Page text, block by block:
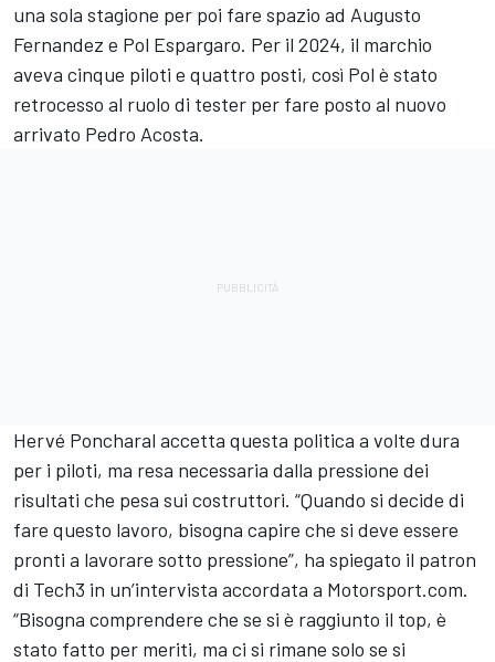
una sola stagione per poi fare spazio ad Augusto
Fernandez e Pol Espargaro. Per il 2024, il marchio
aveva cinque piloti e quattro posti, così Pol è stato
retrocesso al ruolo di tester per fare posto al nuovo
arrivato Pedro Acosta.
Hervé Poncharal accetta questa politica a volte dura
per i piloti, ma resa necessaria dalla pressione dei
risultati che pesa sui costruttori. “Quando si decide di
fare questo lavoro, bisogna capire che si deve essere
pronti a lavorare sotto pressione”, ha spiegato il patron
di Tech3 in un’intervista accordata a Motorsport.com.
“Bisogna comprendere che se si è raggiunto il top, è
stato fatto per meriti, ma ci si rimane solo se si